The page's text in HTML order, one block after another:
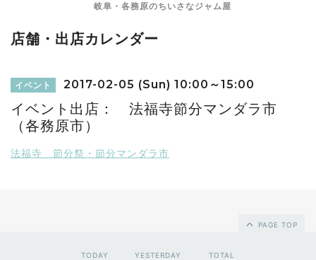
岐阜・各務原のちいさなジャム屋
店舗・出店カレンダー
イベント 2017-02-05 (Sun) 10:00～15:00
イベント出店： 法福寺節分マンダラ市
（各務原市）
法福寺 節分祭・節分マンダラ市
PAGE TOP
TODAY YESTERDAY TOTAL